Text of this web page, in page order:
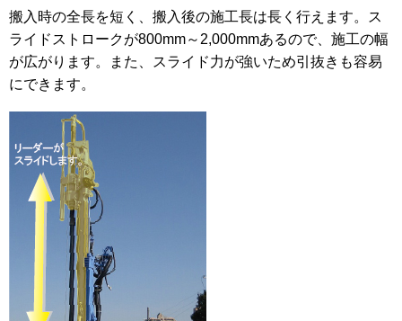
搬入時の全長を短く、搬入後の施工長は長く行えます。ス
ライドストロークが800mm～2,000mmあるので、施工の幅
が広がります。また、スライド力が強いため引抜きも容易
にできます。